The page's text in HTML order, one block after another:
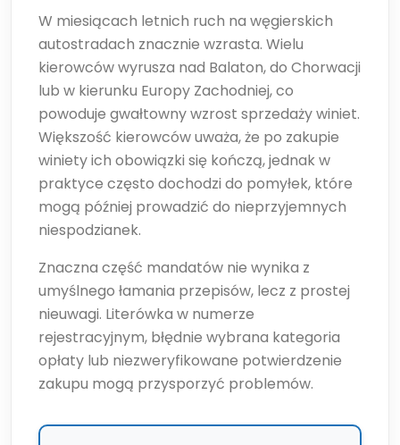
W miesiącach letnich ruch na węgierskich
autostradach znacznie wzrasta. Wielu
kierowców wyrusza nad Balaton, do Chorwacji
lub w kierunku Europy Zachodniej, co
powoduje gwałtowny wzrost sprzedaży winiet.
Większość kierowców uważa, że po zakupie
winiety ich obowiązki się kończą, jednak w
praktyce często dochodzi do pomyłek, które
mogą później prowadzić do nieprzyjemnych
niespodzianek.
Znaczna część mandatów nie wynika z
umyślnego łamania przepisów, lecz z prostej
nieuwagi. Literówka w numerze
rejestracyjnym, błędnie wybrana kategoria
opłaty lub niezweryfikowane potwierdzenie
zakupu mogą przysporzyć problemów.